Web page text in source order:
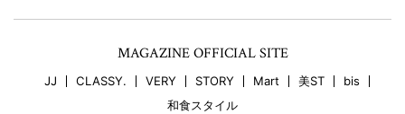
MAGAZINE OFFICIAL SITE
JJ CLASSY. VERY STORY Mart 美ST
bis
和食スタイル